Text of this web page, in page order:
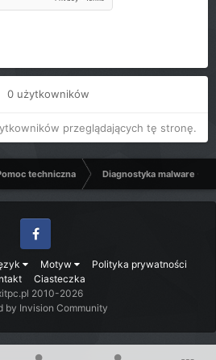
0 użytkowników
przeglądających tę stronę.
techniczna Diagnostyka malware -
Motyw
Polityka prywatności
Ciasteczka
Facebook
2010-2026
by Invision Community